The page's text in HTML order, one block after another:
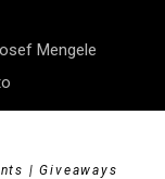
Mengele
| Giveaways